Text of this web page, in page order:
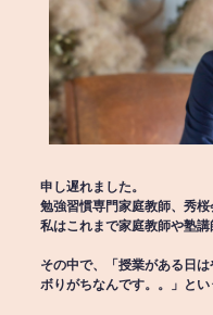
申し遅れました。
勉強習慣専門家庭教師、秀桜
私はこれまで家庭教師や塾講
その中で、「授業がある日
ボりがちなんです。。」とい